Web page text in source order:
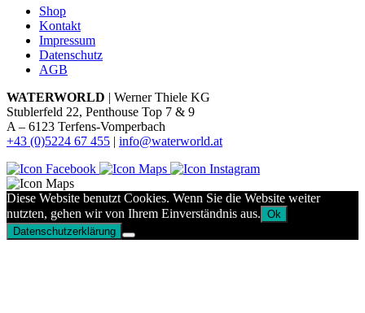
Shop
Kontakt
Impressum
Datenschutz
AGB
WATERWORLD | Werner Thiele KG
Stublerfeld 22, Penthouse Top 7 & 9
A – 6123 Terfens-Vomperbach
+43 (0)5224 67 455 | info@waterworld.at
Diese Website benutzt Cookies. Wenn Sie die Website weiter
nutzten, gehen wir von Ihrem Einverständnis aus. Ok
Datenschutzerklärung